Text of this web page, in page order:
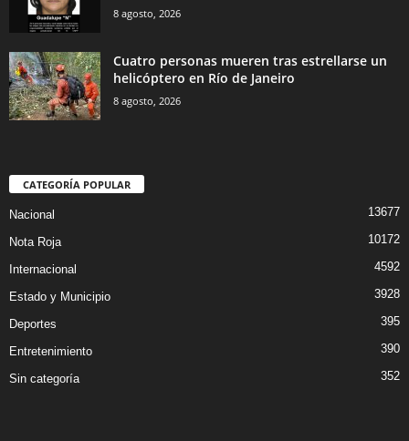
8 agosto, 2026
Cuatro personas mueren tras estrellarse un
helicóptero en Río de Janeiro
8 agosto, 2026
CATEGORÍA POPULAR
Nacional 13677
Nota Roja 10172
Internacional 4592
Estado y Municipio 3928
Deportes 395
Entretenimiento 390
Sin categoría 352